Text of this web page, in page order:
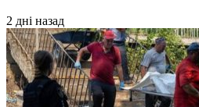
2 дні назад